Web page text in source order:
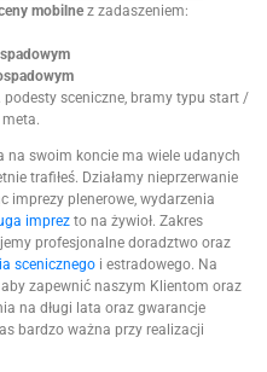
mobilne z zadaszeniem:
sceniczne, bramy typu start /
meta.
na swoim koncie ma wiele udanych
trafiłeś. Działamy nieprzerwanie
imprezy plenerowe, wydarzenia
imprez to na żywioł. Zakres
profesjonalne doradztwo oraz
scenicznego i estradowego. Na
zapewnić naszym Klientom oraz
na długi lata oraz gwarancje
bardzo ważna przy realizacji